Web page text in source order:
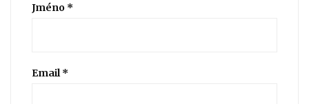
Jméno *
Email*